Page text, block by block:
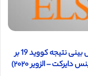
دانلود ترجمه مقاله ایجاد یک مدل برای پیش بینی نتیجه کووید 19 بر
اساس ترکیب آزمون های آزمایشگاهی (ساینس دایرکت – الزویر ۲۰۲۰)